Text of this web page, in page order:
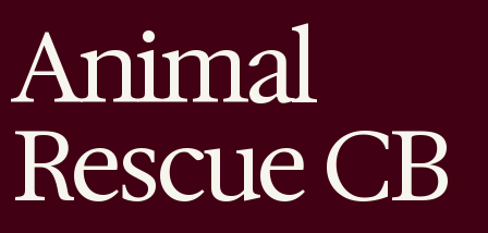
Animal
Rescue CB